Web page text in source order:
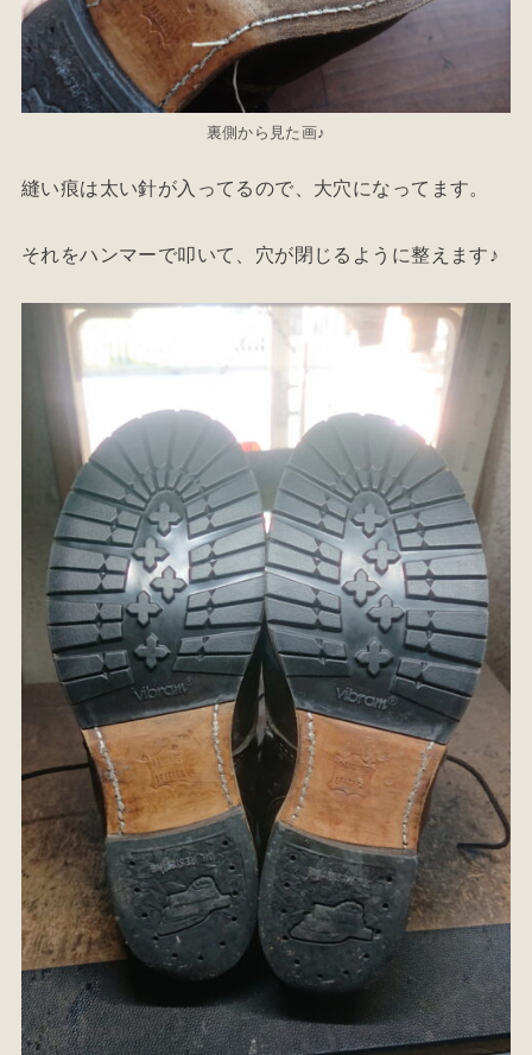
裏側から見た画♪
縫い痕は太い針が入ってるので、大穴になってます。
それをハンマーで叩いて、穴が閉じるように整えます♪